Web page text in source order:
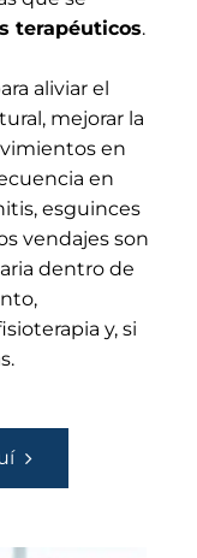
terapéuticos.
aliviar el
mejorar la
en
en
esguinces
vendajes son
dentro de
y, si